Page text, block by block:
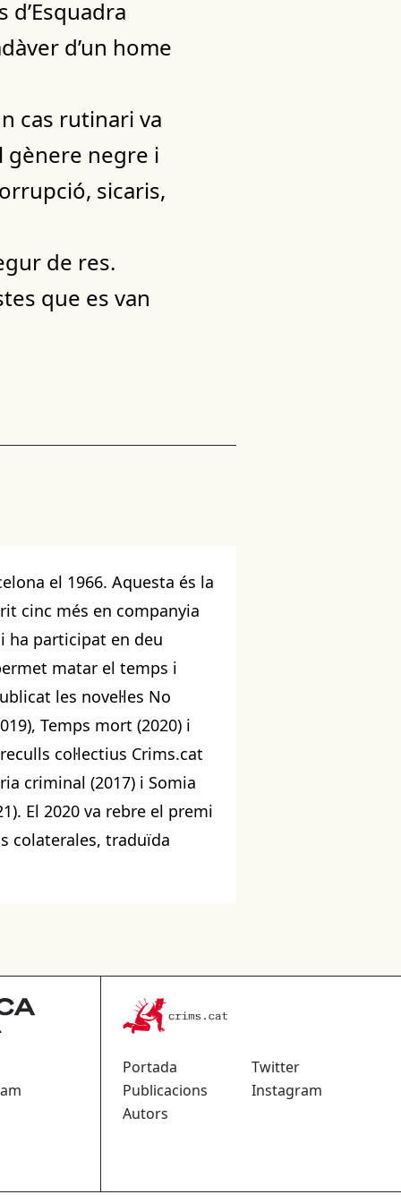
d’un home
cas rutinari va
gènere negre i
sicaris,
de res.
que es van
el 1966. Aquesta és la
cinc més en companyia
ha participat en deu
matar el temps i
les novel·les No
Temps mort (2020) i
col·lectius Crims.cat
criminal (2017) i Somia
El 2020 va rebre el premi
colaterales, traduïda
Portada
Publicacions
Autors
Twitter
Instagram